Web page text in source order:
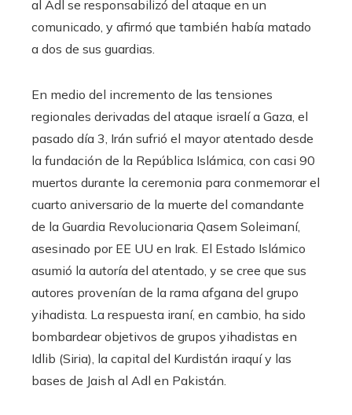
al Adl se responsabilizó del ataque en un
comunicado, y afirmó que también había matado
a dos de sus guardias.
En medio del incremento de las tensiones
regionales derivadas del ataque israelí a Gaza, el
pasado día 3, Irán sufrió el mayor atentado desde
la fundación de la República Islámica, con casi 90
muertos durante la ceremonia para conmemorar el
cuarto aniversario de la muerte del comandante
de la Guardia Revolucionaria Qasem Soleimaní,
asesinado por EE UU en Irak. El Estado Islámico
asumió la autoría del atentado, y se cree que sus
autores provenían de la rama afgana del grupo
yihadista. La respuesta iraní, en cambio, ha sido
bombardear objetivos de grupos yihadistas en
Idlib (Siria), la capital del Kurdistán iraquí y las
bases de Jaish al Adl en Pakistán.